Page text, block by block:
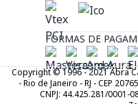
FORMAS DE
Copyright © 1996 - 2021 Abra
- Rio de Janeiro - RJ - CEP
CNPJ: 44.425.281/